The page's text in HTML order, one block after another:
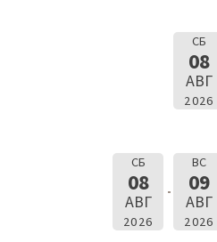
СБ
08
АВГ
2026
СБ
08
АВГ
2026
ВС
09
АВГ
2026